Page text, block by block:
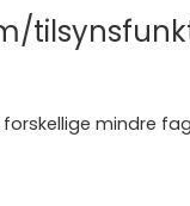
mindre fag